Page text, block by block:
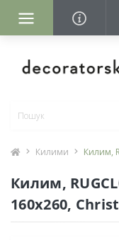
Килими Килим,
Килим,
160х260,